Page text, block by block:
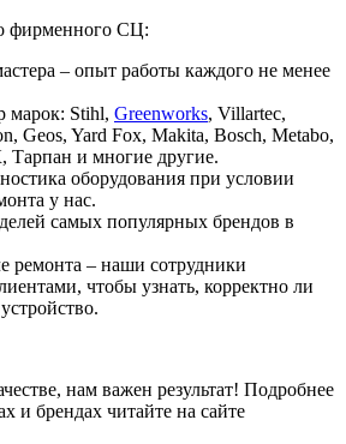
фирменного СЦ:
– опыт работы каждого не менее
марок: Stihl, Greenworks, Villartec,
Geos, Yard Fox, Makita, Bosch, Metabo,
и многие другие.
оборудования при условии
у нас.
самых популярных брендов в
ремонта – наши сотрудники
чтобы узнать, корректно ли
нам важен результат! Подробнее
и брендах читайте на сайте